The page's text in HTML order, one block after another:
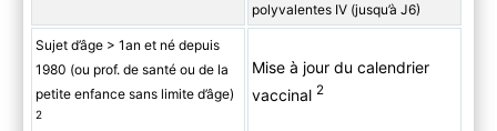
polyvalentes IV (jusqu’à J6)
Sujet d’âge > 1an et né depuis
1980 (ou prof. de santé ou de la
petite enfance sans limite d’âge)
2
Mise à jour du calendrier
vaccinal2